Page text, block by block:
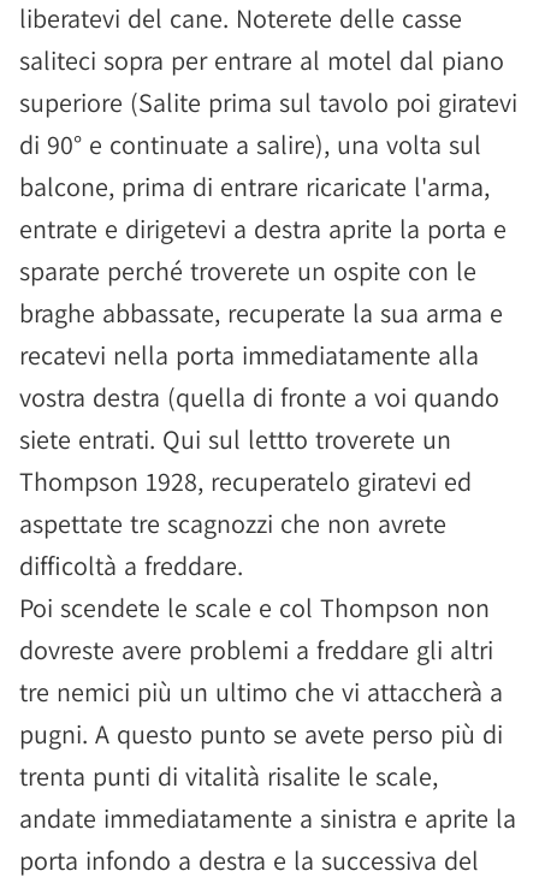
liberatevi del cane. Noterete delle casse
saliteci sopra per entrare al motel dal piano
superiore (Salite prima sul tavolo poi giratevi
di 90° e continuate a salire), una volta sul
balcone, prima di entrare ricaricate l'arma,
entrate e dirigetevi a destra aprite la porta e
sparate perché troverete un ospite con le
braghe abbassate, recuperate la sua arma e
recatevi nella porta immediatamente alla
vostra destra (quella di fronte a voi quando
siete entrati. Qui sul lettto troverete un
Thompson 1928, recuperatelo giratevi ed
aspettate tre scagnozzi che non avrete
difficoltà a freddare.
Poi scendete le scale e col Thompson non
dovreste avere problemi a freddare gli altri
tre nemici più un ultimo che vi attaccherà a
pugni. A questo punto se avete perso più di
trenta punti di vitalità risalite le scale,
andate immediatamente a sinistra e aprite la
porta infondo a destra e la successiva del